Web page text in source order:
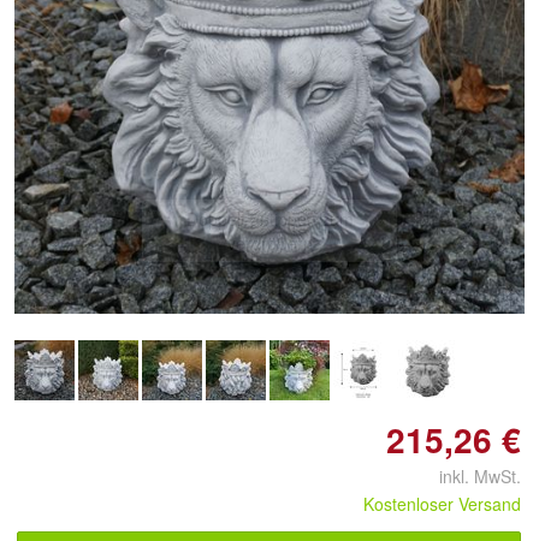
Doppelt antippen zum
vergrößern
215,26 €
inkl. MwSt.
Kostenloser Versand